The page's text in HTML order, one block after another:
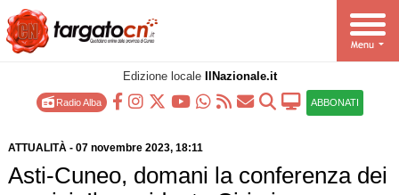
Edizione locale IlNazionale.it
Radio Alba ABBONATI
ATTUALITÀ- 07 novembre 2023, 18:11
Asti-Cuneo, domani la conferenza dei